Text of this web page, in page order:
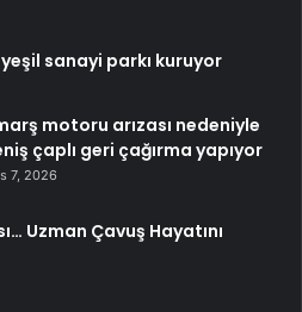
sanayi parkı kuruyor
motoru arızası nedeniyle
çaplı geri çağırma yapıyor
7, 2026
Uzman Çavuş Hayatını